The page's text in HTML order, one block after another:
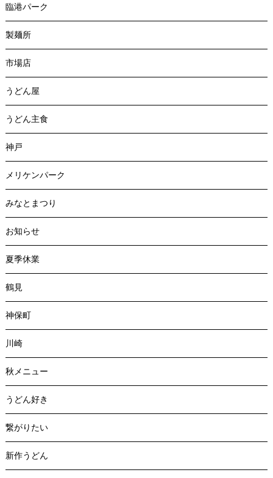
臨港パーク
製麺所
市場店
うどん屋
うどん主食
神戸
メリケンパーク
みなとまつり
お知らせ
夏季休業
鶴見
神保町
川崎
秋メニュー
うどん好き
繋がりたい
新作うどん